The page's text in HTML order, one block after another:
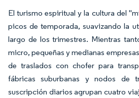
El turismo espiritual y la cultura del
picos de temporada, suavizando la
largo de los trimestres. Mientras
micro, pequeñas y medianas
de traslados con chofer para
fábricas suburbanas y nodos de
suscripción diarios agrupan cuatro